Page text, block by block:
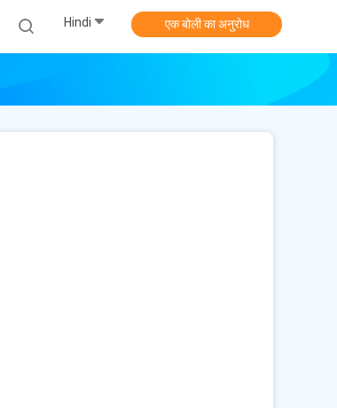
Hindi एक बोली का अनुरोध